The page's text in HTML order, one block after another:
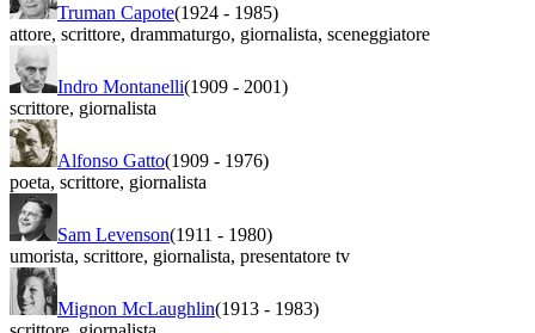
Truman Capote(1924 - 1985)
attore, scrittore, drammaturgo, giornalista, sceneggiatore
Indro Montanelli(1909 - 2001)
scrittore, giornalista
Alfonso Gatto(1909 - 1976)
poeta, scrittore, giornalista
Sam Levenson(1911 - 1980)
umorista, scrittore, giornalista, presentatore tv
Mignon McLaughlin(1913 - 1983)